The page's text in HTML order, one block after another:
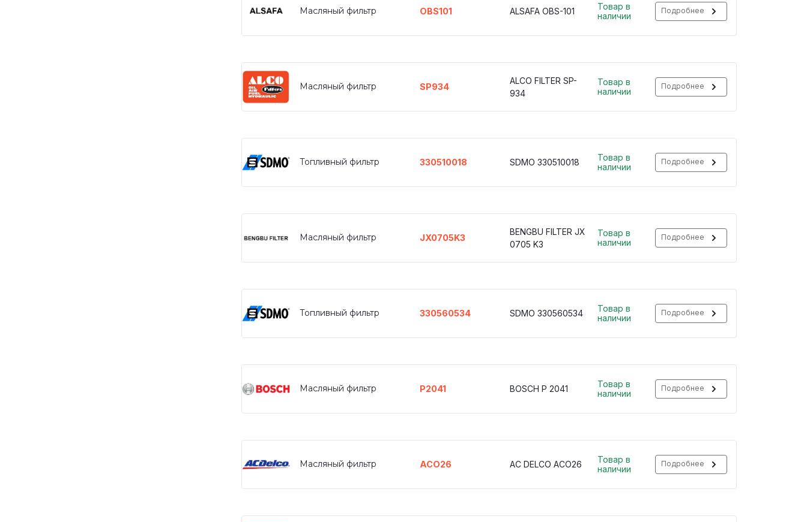
Масляный фильтр OBS101 ALSAFA OBS-101
Товар в
наличии
Подробнее
Масляный фильтр SP934
ALCO FILTER SP-
934
Товар в
наличии
Подробнее
Топливный фильтр 330510018 SDMO 330510018
Товар в
наличии
Подробнее
Масляный фильтр JX0705K3
BENGBU FILTER JX
0705 K3
Товар в
наличии
Подробнее
Топливный фильтр 330560534 SDMO 330560534
Товар в
наличии
Подробнее
Масляный фильтр P2041 BOSCH P 2041
Товар в
наличии
Подробнее
Масляный фильтр ACO26 AC DELCO ACO26
Товар в
наличии
Подробнее